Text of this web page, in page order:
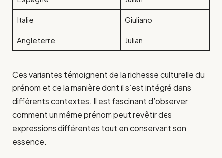
Italie Giuliano
Angleterre Julian
Ces variantes témoignent de la richesse culturelle du
prénom et de la manière dont il s’est intégré dans
différents contextes. Il est fascinant d’observer
comment un même prénom peut revêtir des
expressions différentes tout en conservant son
essence.